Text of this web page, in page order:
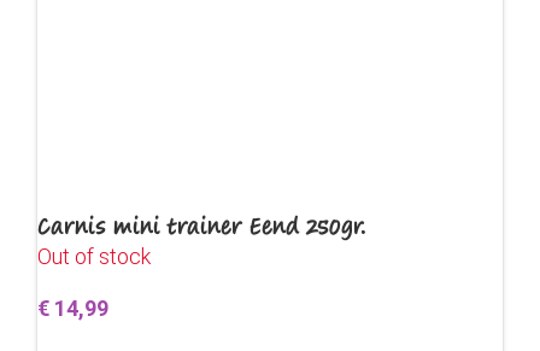
Carnis mini trainer Eend 250gr.
Out of stock
€ 14,99